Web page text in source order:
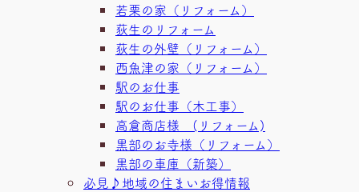
若栗の家（リフォーム）
荻生のリフォーム
荻生の外壁（リフォーム）
西魚津の家（リフォーム）
駅のお仕事
駅のお仕事（木工事）
高倉商店様 (リフォーム)
黒部のお寺様（リフォーム）
黒部の車庫（新築）
必見♪地域の住まいお得情報